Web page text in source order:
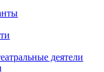
деятели